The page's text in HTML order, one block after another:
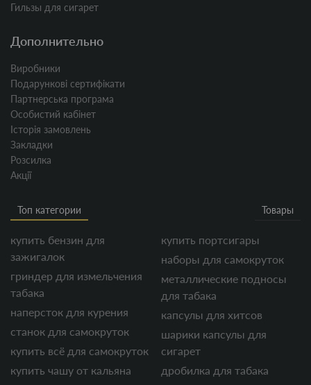
Гильзы для сигарет
Дополнительно
Виробники
Подарункові сертифікати
Партнерська програма
Особистий кабінет
Історія замовлень
Закладки
Розсилка
Акції
Топ категории Товары
купить бензин для
зажигалок
гриндер для измельчения
табака
наперсток для курения
станок для самокруток
купить всё для самокруток
купить чашу от кальяна
купить портсигары
наборы для самокруток
металлические подносы
для табака
капсулы для хитсов
шарики капсулы для
сигарет
дробилка для табака